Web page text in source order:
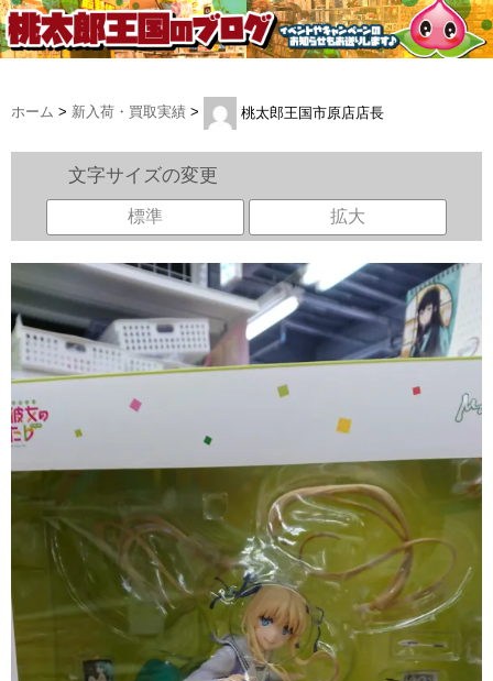
ホーム > 新入荷・買取実績 > 桃太郎王国市原店店長
文字サイズの変更
標準 拡大